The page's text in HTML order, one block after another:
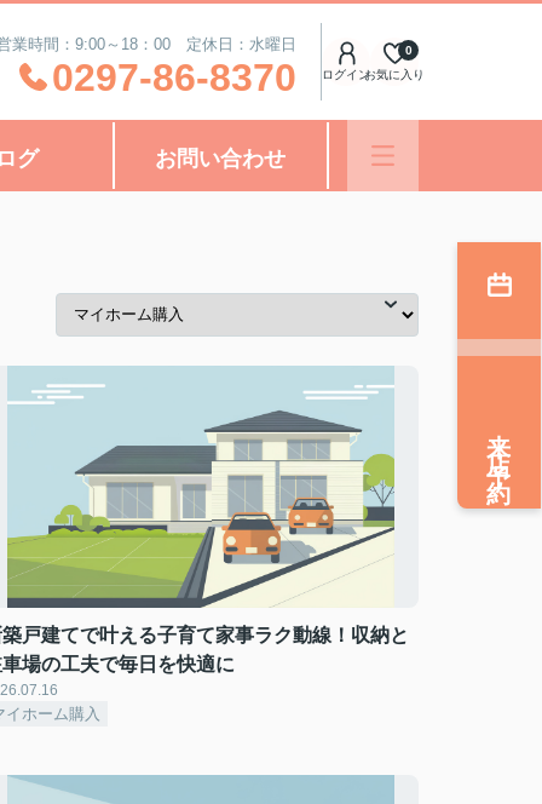
業時間：9:00～18：00 定休日：水曜日
0297-86-8370 ログインお気に入り
0
グ お問い合わせ
戸建てで叶える子育て家事ラク動線！収納と
場の工夫で毎日を快適に
イホーム購入
来店予約